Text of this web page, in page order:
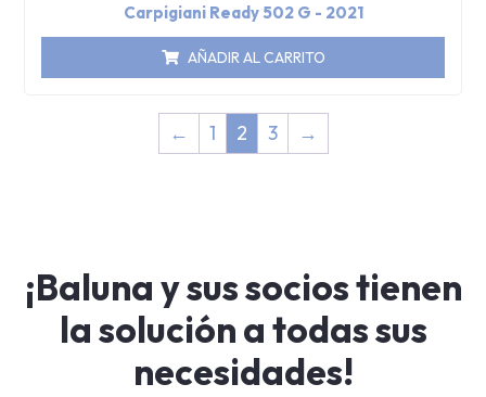
Carpigiani Ready 502 G - 2021
AÑADIR AL CARRITO
← 1 2 3 →
¡Baluna y sus socios tienen
la solución a todas sus
necesidades!